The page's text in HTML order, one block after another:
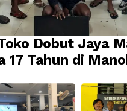
Dobut Jaya
17 Tahun di
Polda Papua